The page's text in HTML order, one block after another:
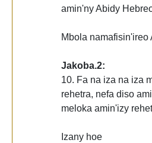
amin'ny Abidy
Mbola namafisin'ireo
Jakoba.2:
10. Fa na iza na iza
rehetra, nefa diso
meloka amin'izy
Izany hoe